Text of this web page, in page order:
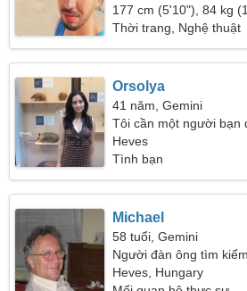
177 cm (5'10"), 84 kg
Thời trang, Nghệ thuật
Orsolya
41 năm, Gemini
Tôi cần một người bạn
Heves
Tình bạn
Michael
58 tuổi, Gemini
Người đàn ông tìm
54
Heves, Hungary